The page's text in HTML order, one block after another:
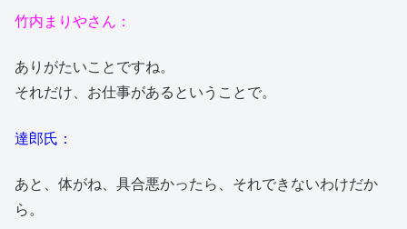
竹内まりやさん：
ありがたいことですね。
それだけ、お仕事があるということで。
達郎氏：
あと、体がね、具合悪かったら、それできないわけだか
ら。